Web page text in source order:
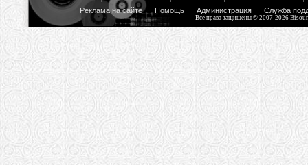
Реклама на сайте Помощь Администрация Служба
Все права защищены © 2007-2026